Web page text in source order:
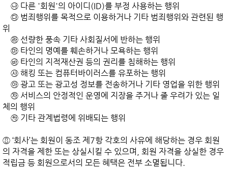
위
체의 행위
⑧ ‘회사’는 회원이 동조 제7항 각호의 사유에 해당하는 경우 회원
의 자격을 제한 또는 상실시킬 수 있으며, 회원 자격을 상실한 경우
적립금 등 회원으로서의 모든 혜택은 전부 소멸됩니다.